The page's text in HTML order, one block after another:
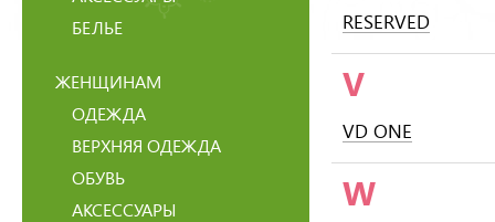
БЕЛЬЕ
ЖЕНЩИНАМ
ОДЕЖДА
ВЕРХНЯЯ ОДЕЖДА
ОБУВЬ
АКСЕССУАРЫ
RESERVED
V
VD ONE
W